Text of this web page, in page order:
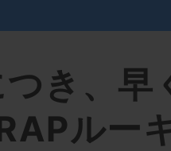
き、早
ルー